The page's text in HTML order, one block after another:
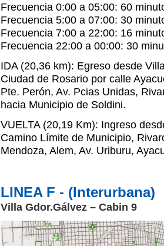
Frecuencia 0:00 a 05:00: 60
Frecuencia 5:00 a 07:00: 30
Frecuencia 7:00 a 22:00: 16
Frecuencia 22:00 a 00:00: 30
IDA (20,36 km): Egreso desde
Ciudad de Rosario por calle
Pte. Perón, Av. Pcias Unidas,
hacia Municipio de Soldini.
VUELTA (20,19 Km): Ingreso
Camino Límite de Municipio,
Mendoza, Alem, Av. Uriburu,
LINEA F - (Interurbana)
Villa Gdor.Gálvez – Cabin 9